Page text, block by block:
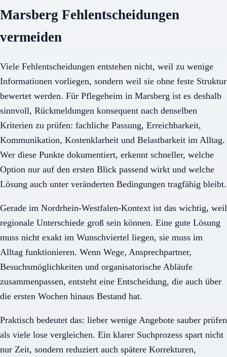
Marsberg Fehlentscheidungen
vermeiden
Viele Fehlentscheidungen entstehen nicht, weil zu wenige
Informationen vorliegen, sondern weil sie ohne feste Struktur
bewertet werden. Für Pflegeheim in Marsberg ist es deshalb
sinnvoll, Rückmeldungen konsequent nach denselben
Kriterien zu prüfen: fachliche Passung, Erreichbarkeit,
Kommunikation, Kostenklarheit und Belastbarkeit im Alltag.
Wer diese Punkte dokumentiert, erkennt schneller, welche
Option nur auf den ersten Blick passend wirkt und welche
Lösung auch unter veränderten Bedingungen tragfähig bleibt.
Gerade im Nordrhein-Westfalen-Kontext ist das wichtig, weil
regionale Unterschiede groß sein können. Eine gute Lösung
muss nicht exakt im Wunschviertel liegen, sie muss im
Alltag funktionieren. Wenn Wege, Ansprechpartner,
Besuchsmöglichkeiten und organisatorische Abläufe
zusammenpassen, entsteht eine Entscheidung, die auch über
die ersten Wochen hinaus Bestand hat.
Praktisch bedeutet das: lieber wenige Angebote sauber prüfen
als viele lose vergleichen. Ein klarer Suchprozess spart nicht
nur Zeit, sondern reduziert auch spätere Korrekturen,